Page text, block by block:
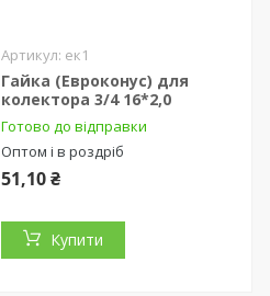
ек1
Гайка (Евроконус) для
колектора 3/4 16*2,0
Готово до відправки
Оптом і в роздріб
51,10 ₴
Купити